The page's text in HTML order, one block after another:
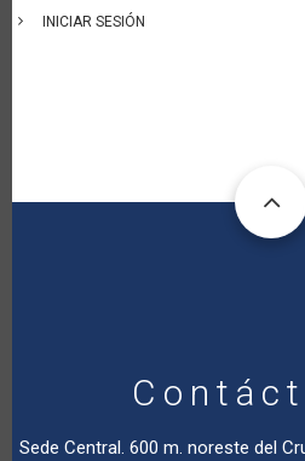
INICIAR SESIÓN
Sede Central. 600 m. noreste del